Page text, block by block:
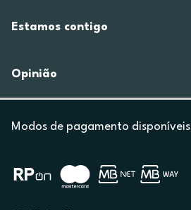
Estamos contigo
Opinião
Modos de pagamento disponíveis